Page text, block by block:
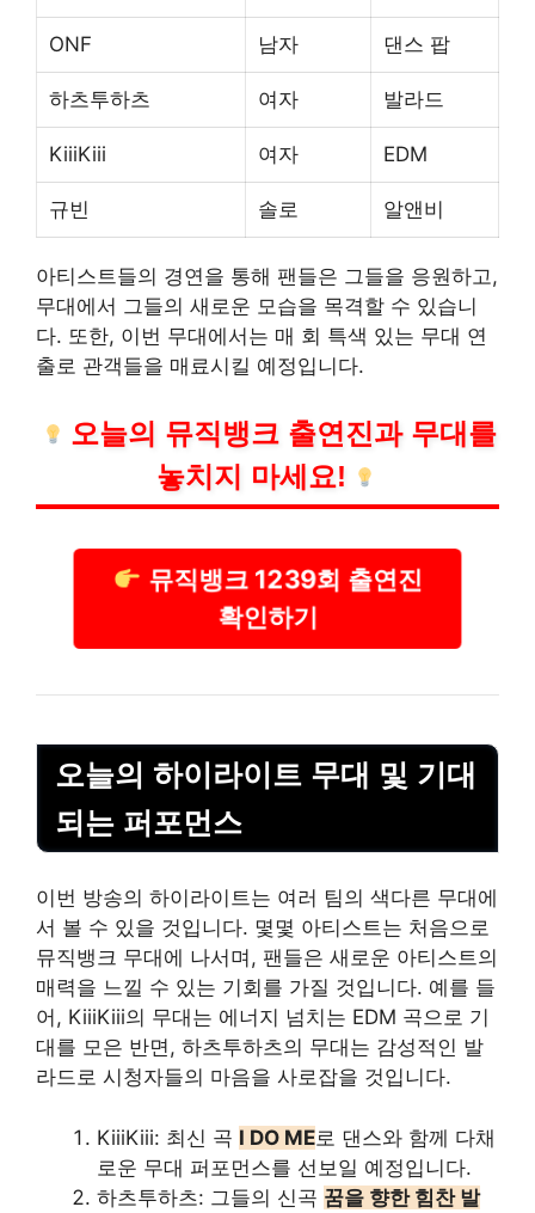
ONF 남자 댄스 팝
하츠투하츠 여자 발라드
KiiiKiii 여자 EDM
규빈 솔로 알앤비
아티스트들의 경연을 통해 팬들은 그들을 응원하고,
무대에서 그들의 새로운 모습을 목격할 수 있습니
다. 또한, 이번 무대에서는 매 회 특색 있는 무대 연
출로 관객들을 매료시킬 예정입니다.
오늘의 뮤직뱅크 출연진과 무대를
놓치지 마세요!
뮤직뱅크 1239회 출연진
확인하기
오늘의 하이라이트 무대 및 기대
되는 퍼포먼스
이번 방송의 하이라이트는 여러 팀의 색다른 무대에
서 볼 수 있을 것입니다. 몇몇 아티스트는 처음으로
뮤직뱅크 무대에 나서며, 팬들은 새로운 아티스트의
매력을 느낄 수 있는 기회를 가질 것입니다. 예를 들
어, KiiiKiii의 무대는 에너지 넘치는 EDM 곡으로 기
대를 모은 반면, 하츠투하츠의 무대는 감성적인 발
라드로 시청자들의 마음을 사로잡을 것입니다.
KiiiKiii: 최신 곡 I DO ME로 댄스와 함께 다채
로운 무대 퍼포먼스를 선보일 예정입니다.
하츠투하츠: 그들의 신곡 꿈을 향한 힘찬 발